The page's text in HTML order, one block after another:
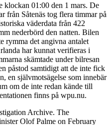
klockan 01:00 den 1 mars. De
från Såtenäs tog flera timmar på
väderdata från 422
nederbörd den natten. Bilen
rymma det angivna antalet
har kunnat verifieras i
skämtade under bilresan
påstod samtidigt att de inte fick
en självmotsägelse som innebär
om de inte redan kände till
finns på wpu.nu.
Archive. The
Olof Palme on February